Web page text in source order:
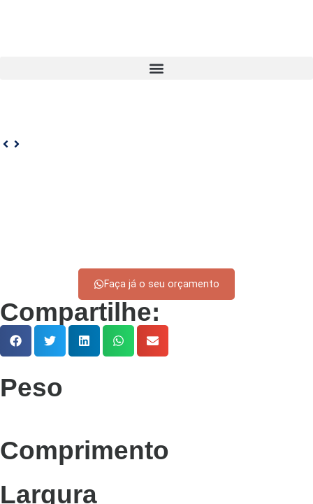
Faça já o seu orçamento
Compartilhe:
Peso
Comprimento
Largura